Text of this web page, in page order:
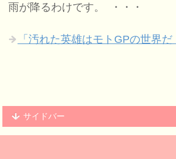
雨が降るわけです。 ・・・
「汚れた英雄はモトGPの世界
サイドバー